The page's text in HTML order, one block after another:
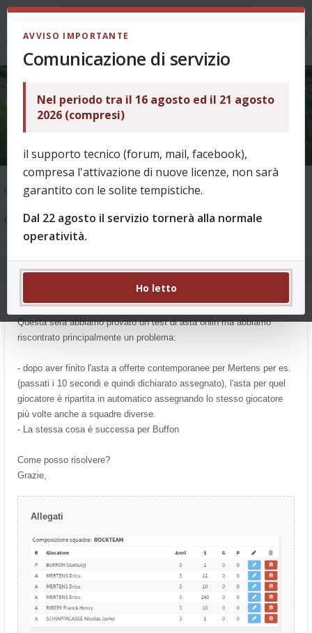
Giocatori assegnati doppi asta
Indice Info funzionamento
6 messaggi
#1
Questa sera abbiamo provato un test di asta onlin ma abbiamo
riscontrato principalmente un problema:
- dopo aver finito l'asta a offerte contemporanee per Mertens per es.
(passati i 10 secondi e quindi dichiarato assegnato), l'asta per quel
giocatore è ripartita in automatico assegnando lo stesso giocatore
più volte anche a squadre diverse.
- La stessa cosa è successa per Buffon
Come posso risolvere?
Grazie,
Allegati
AVVISO IMPORTANTE
Comunicazione di servizio
Nel periodo tra il 16 agosto ed il 21 agosto
2026 (compresi)
il supporto tecnico (forum, mail, facebook),
compresa l'attivazione di nuove licenze, non sarà
garantito con le solite tempistiche.
Dal 22 agosto il servizio tornerà alla normale
operatività.
Ho letto